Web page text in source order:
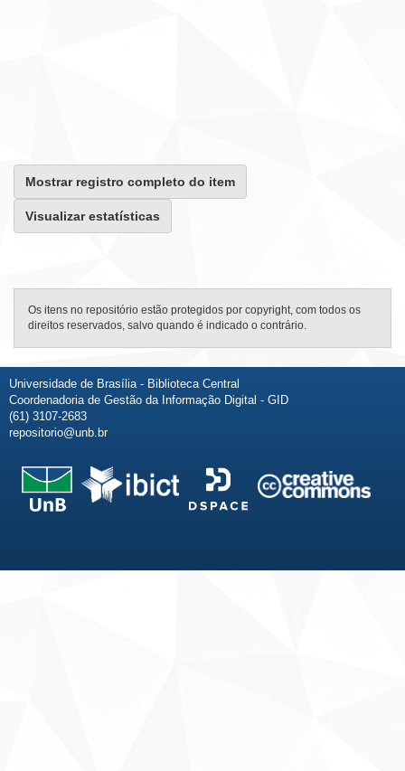
Mostrar registro completo do item
Visualizar estatísticas
Os itens no repositório estão protegidos por copyright, com todos os
direitos reservados, salvo quando é indicado o contrário.
Universidade de Brasília - Biblioteca Central
Coordenadoria de Gestão da Informação Digital - GID
(61) 3107-2683
repositorio@unb.br